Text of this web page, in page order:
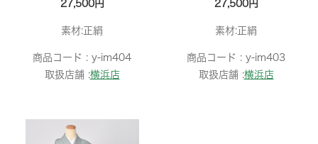
27,500円
素材:正絹
商品コード : y-im404
取扱店舗 :横浜店
27,500円
素材:正絹
商品コード : y-im403
取扱店舗 :横浜店